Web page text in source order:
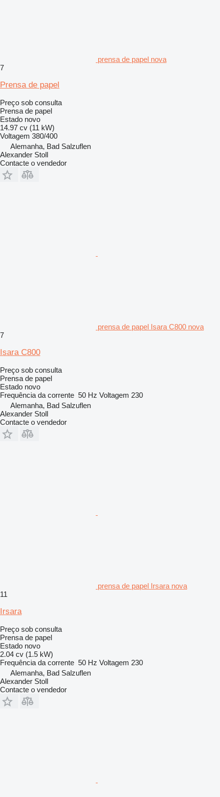
prensa de papel nova
7
Prensa de papel
Preço sob consulta
Prensa de papel
Estado novo
14.97 cv (11 kW)
Voltagem 380/400
Alemanha, Bad Salzuflen
Alexander Stoll
Contacte o vendedor
prensa de papel Isara C800 nova
7
Isara C800
Preço sob consulta
Prensa de papel
Estado novo
Frequência da corrente 50 Hz Voltagem 230
Alemanha, Bad Salzuflen
Alexander Stoll
Contacte o vendedor
prensa de papel Irsara nova
11
Irsara
Preço sob consulta
Prensa de papel
Estado novo
2.04 cv (1.5 kW)
Frequência da corrente 50 Hz Voltagem 230
Alemanha, Bad Salzuflen
Alexander Stoll
Contacte o vendedor